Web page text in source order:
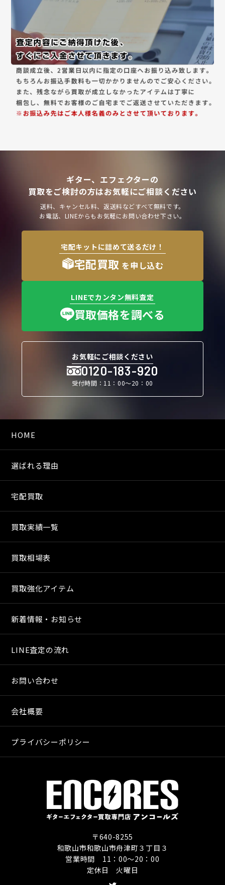
ギター、エフェクターの
買取をご検討の方はお気軽にご相談ください
送料、キャンセル料、返送料などすべて無料です。
お電話、LINEからもお気軽にお問い合わせ下さい。
宅配キットに詰めて送るだけ！
宅配買取 を申し込む
LINEでカンタン無料査定
買取価格を調べる
お気軽にご相談ください
0120-183-920
受付時間：11：00〜20：00
HOME
選ばれる理由
宅配買取
買取実績一覧
買取相場表
買取強化アイテム
新着情報・お知らせ
LINE査定の流れ
お問い合わせ
会社概要
プライバシーポリシー
〒640-8255
和歌山市和歌山市舟津町３丁目３
営業時間 11：00〜20：00
定休日 火曜日